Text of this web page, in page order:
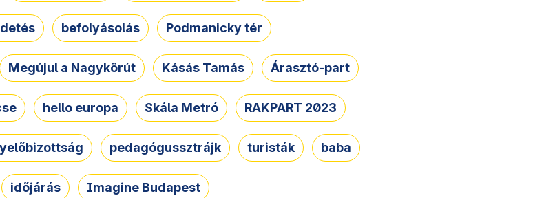
befolyásolás Podmanicky tér
Megújul a Nagykörút Kásás Tamás Árasztó-part
hello europa Skála Metró RAKPART 2023
pedagógussztrájk turisták baba
időjárás Imagine Budapest